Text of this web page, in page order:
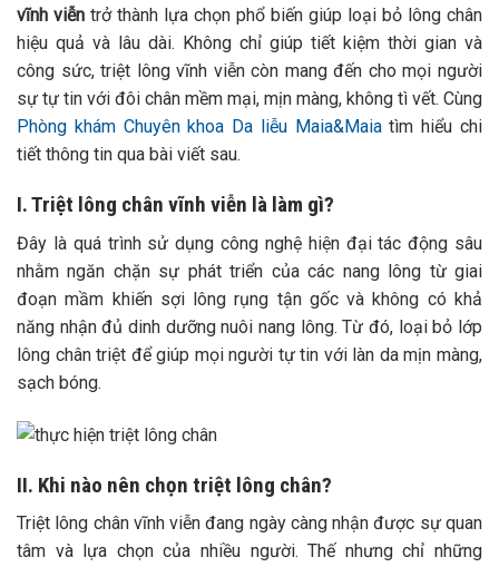
vĩnh viễn trở thành lựa chọn phổ biến giúp loại bỏ lông chân
hiệu quả và lâu dài. Không chỉ giúp tiết kiệm thời gian và
công sức, triệt lông vĩnh viễn còn mang đến cho mọi người
sự tự tin với đôi chân mềm mại, mịn màng, không tì vết. Cùng
Phòng khám Chuyên khoa Da liễu Maia&Maiatìm hiểu chi
tiết thông tin qua bài viết sau.
I. Triệt lông chân vĩnh viễn là làm gì?
Đây là quá trình sử dụng công nghệ hiện đại tác động sâu
nhằm ngăn chặn sự phát triển của các nang lông từ giai
đoạn mầm khiến sợi lông rụng tận gốc và không có khả
năng nhận đủ dinh dưỡng nuôi nang lông. Từ đó, loại bỏ lớp
lông chân triệt để giúp mọi người tự tin với làn da mịn màng,
sạch bóng.
II. Khi nào nên chọn triệt lông chân?
Triệt lông chân vĩnh viễn đang ngày càng nhận được sự quan
tâm và lựa chọn của nhiều người. Thế nhưng chỉ những